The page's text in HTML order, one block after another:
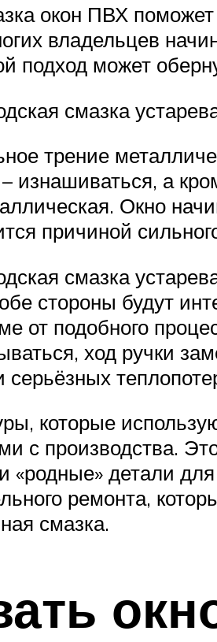
окон ПВХ
владельцев
подход может
смазка
трение
изнашиваться, а
Окно
причиной
смазка
стороны будут
от подобного
ход ручки
серьёзных
которые
производства.
детали
ремонта,
смазка.